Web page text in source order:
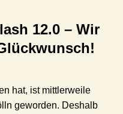
12.0 – Wir
hat, ist mittlerweile
geworden. Deshalb